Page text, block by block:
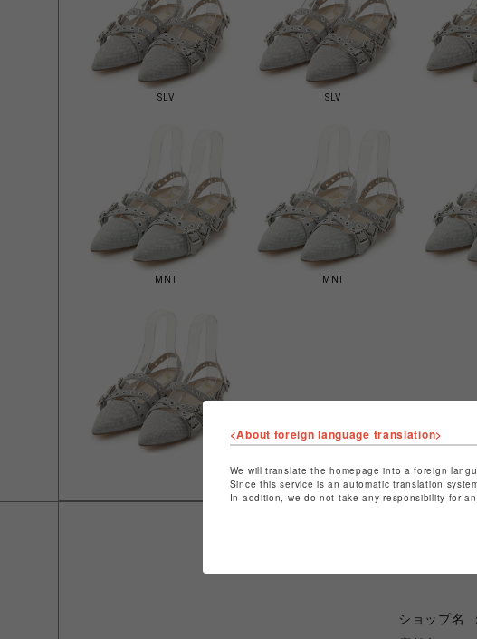
SLV SLV
MNT MNT
ショップ名
<About foreign language translation>
We will translate the homepage into a foreign
Since this service is an automatic translation
In addition, we do not take any responsibility for